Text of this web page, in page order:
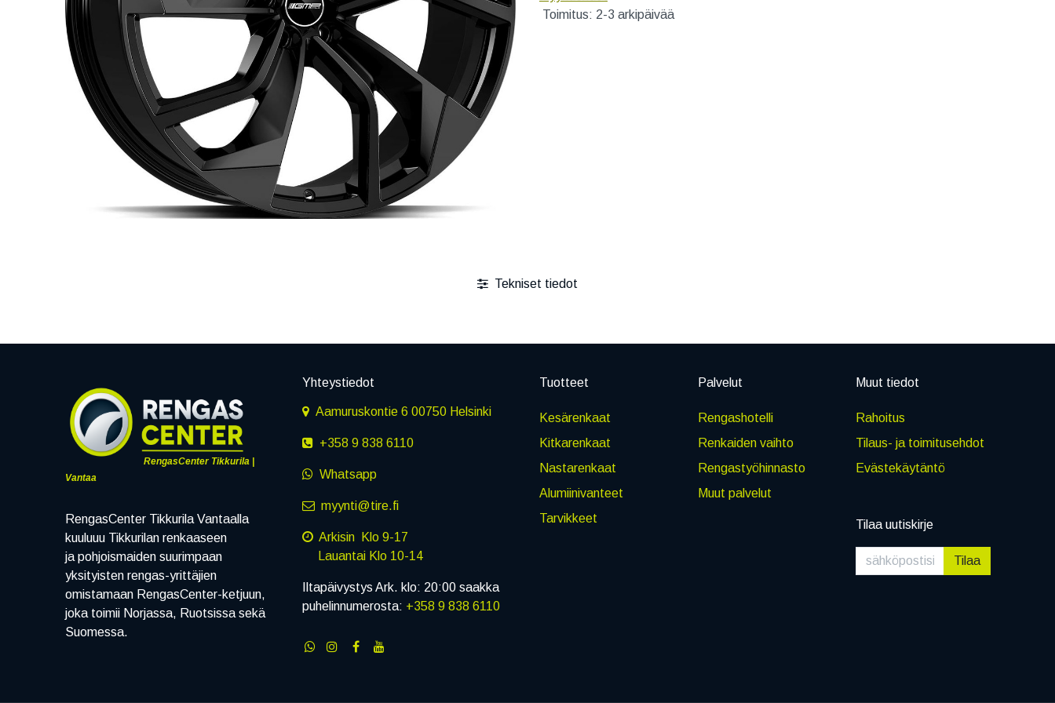
Toimitus: 2-3 arkipäivää
Tekniset tiedot
RengasCenter Tikkurila |
Vantaa
RengasCenter Tikkurila Vantaalla
kuuluuu Tikkurilan renkaaseen
ja pohjoismaiden suurimpaan
yksityisten rengas-yrittäjien
omistamaan RengasCenter-ketjuun,
joka toimii Norjassa, Ruotsissa sekä
Suomessa.
Yhteystiedot
Aamuruskontie 6 00750 Helsinki
+358 9 838 6110
Whatsapp
myynti@tire.fi
Arkisin Klo 9-17
Lauantai Klo 10-14
Iltapäivystys Ark. klo: 20:00 saakka
puhelinnumerosta: +358 9 838 6110
Tuotteet
Kesärenkaat
Kitkarenkaat
Nastarenkaat
Alumiinivanteet
Tarvikkeet
Palvelut
Rengashotelli
Renkaiden vaihto
Rengastyöhinnasto
Muut palvelut
Muut tiedot
Rahoitus
Tilaus- ja toimitusehdot
Evästekäytäntö
Tilaa uutiskirje
Tilaa